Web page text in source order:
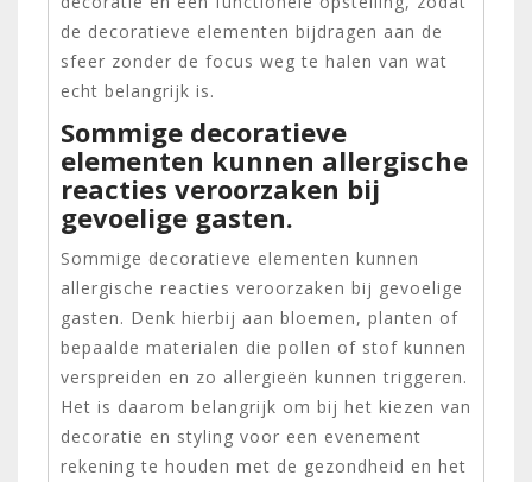
de decoratieve elementen bijdragen aan de
sfeer zonder de focus weg te halen van wat
echt belangrijk is.
Sommige decoratieve
elementen kunnen allergische
reacties veroorzaken bij
gevoelige gasten.
Sommige decoratieve elementen kunnen
allergische reacties veroorzaken bij gevoelige
gasten. Denk hierbij aan bloemen, planten of
bepaalde materialen die pollen of stof kunnen
verspreiden en zo allergieën kunnen triggeren.
Het is daarom belangrijk om bij het kiezen van
decoratie en styling voor een evenement
rekening te houden met de gezondheid en het